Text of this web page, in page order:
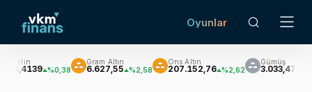
Oyunlar
%0,38
Gram Altın
6.627,55 %2,58
Ons Altın
207.152,76 %2,62
Gümüş
3.033,47 %3,60